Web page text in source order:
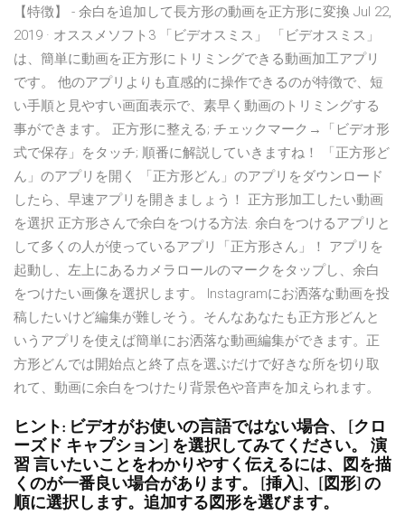
【特徴】 - 余白を追加して長方形の動画を正方形に変換 Jul 22,
2019 · オススメソフト3 「ビデオスミス」 「ビデオスミス」
は、簡単に動画を正方形にトリミングできる動画加工アプリ
です。 他のアプリよりも直感的に操作できるのが特徴で、短
い手順と見やすい画面表示で、素早く動画のトリミングする
事ができます。 正方形に整える; チェックマーク→「ビデオ形
式で保存」をタッチ; 順番に解説していきますね！ 「正方形ど
ん」のアプリを開く 「正方形どん」のアプリをダウンロード
したら、早速アプリを開きましょう！ 正方形加工したい動画
を選択 正方形さんで余白をつける方法. 余白をつけるアプリと
して多くの人が使っているアプリ「正方形さん」！ アプリを
起動し、左上にあるカメラロールのマークをタップし、余白
をつけたい画像を選択します。 Instagramにお洒落な動画を投
稿したいけど編集が難しそう。そんなあなたも正方形どんと
いうアプリを使えば簡単にお洒落な動画編集ができます。正
方形どんでは開始点と終了点を選ぶだけで好きな所を切り取
れて、動画に余白をつけたり背景色や音声を加えられます。
ヒント: ビデオがお使いの言語ではない場合、 [クロ
ーズド キャプション] を選択してみてください。 演
習 言いたいことをわかりやすく伝えるには、図を描
くのが一番良い場合があります。 [挿入]、[図形] の
順に選択します。追加する図形を選びます。